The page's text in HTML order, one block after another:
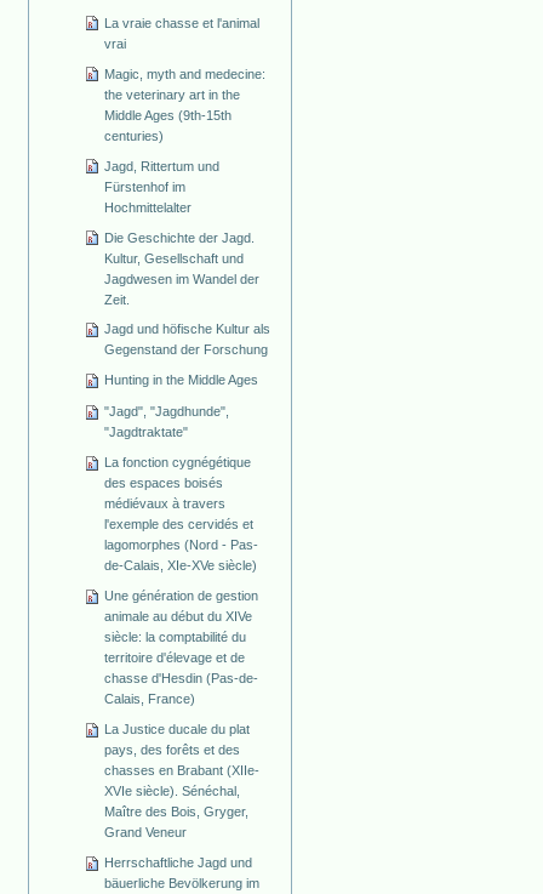
La vraie chasse et l'animal
vrai
Magic, myth and medecine:
the veterinary art in the
Middle Ages (9th-15th
centuries)
Jagd, Rittertum und
Fürstenhof im
Hochmittelalter
Die Geschichte der Jagd.
Kultur, Gesellschaft und
Jagdwesen im Wandel der
Zeit.
Jagd und höfische Kultur als
Gegenstand der Forschung
Hunting in the Middle Ages
"Jagd", "Jagdhunde",
"Jagdtraktate"
La fonction cygnégétique
des espaces boisés
médiévaux à travers
l'exemple des cervidés et
lagomorphes (Nord - Pas-
de-Calais, XIe-XVe siècle)
Une génération de gestion
animale au début du XIVe
siècle: la comptabilité du
territoire d'élevage et de
chasse d'Hesdin (Pas-de-
Calais, France)
La Justice ducale du plat
pays, des forêts et des
chasses en Brabant (XIIe-
XVIe siècle). Sénéchal,
Maître des Bois, Gryger,
Grand Veneur
Herrschaftliche Jagd und
bäuerliche Bevölkerung im